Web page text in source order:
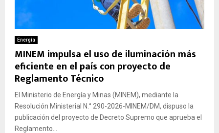
Energía
MINEM impulsa el uso de iluminación más
eficiente en el país con proyecto de
Reglamento Técnico
El Ministerio de Energía y Minas (MINEM), mediante la
Resolución Ministerial N.° 290-2026-MINEM/DM, dispuso la
publicación del proyecto de Decreto Supremo que aprueba el
Reglamento...